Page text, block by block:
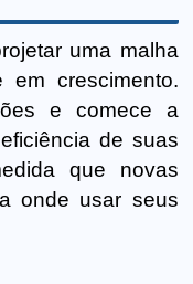
uma malha
em crescimento.
e comece a
de suas
que novas
onde usar seus